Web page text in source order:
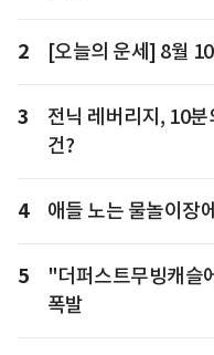
2 [오늘의 운세] 8월
3
전닉 레버리지, 10
건?
4 애들 노는 물놀이장
5
"더퍼스트무빙캐슬
폭발